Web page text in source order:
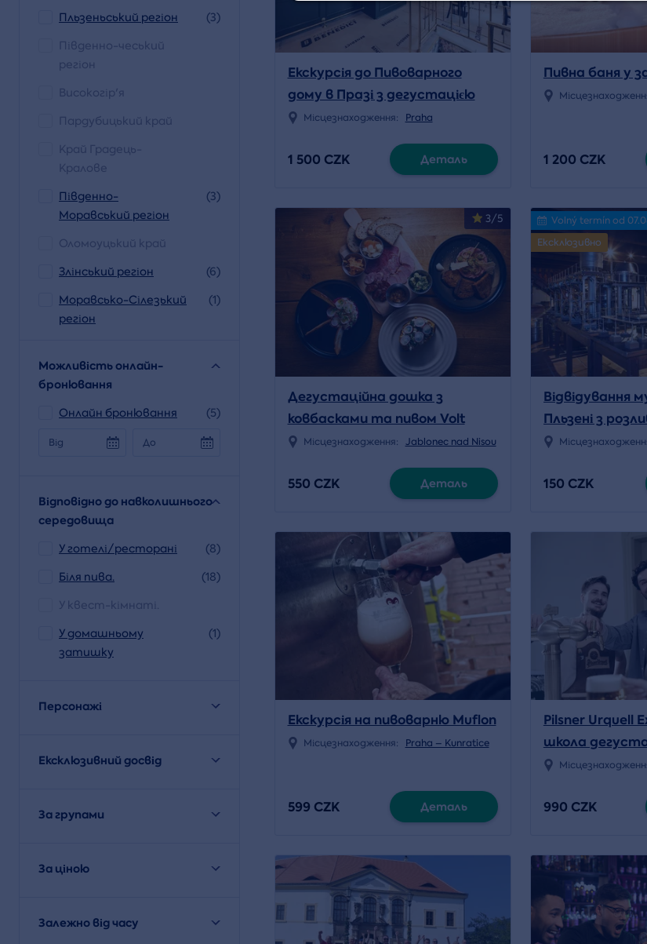
Пльзеньський регіон
(3)
Південно-чеський
регіон
Високогір'я
Пардубицький край
Край Градець-
Кралове
Південно-
Моравський регіон
(3)
Оломоуцький край
Злінський регіон
(6)
Моравсько-Сілезький
регіон
(1)
Можливість онлайн-
бронювання
Онлайн бронювання (5)
Від До
Відповідно до навколишнього
середовища
У готелі/ресторані
(8)
Біля пива.
(18)
У квест-кімнаті.
У домашньому
затишку
(1)
Персонажі
Ексклюзивний досвід
За групами
За ціною
Залежно від часу
Екскурсія до Пивоварного
дому в Празі з дегустацією
Місцезнаходження: Praha
1 500 CZK Деталь
Пивна баня у
1 200 CZK
3/5
Дегустаційна дошка з
ковбасками та пивом Volt
Місцезнаходження: Jablonec nad Nisou
550 CZK Деталь
Volný termín od
Ексклюзивно
Відвідування
Пльзені з
включено
150 CZK
Екскурсія на пивоварню Muflon
Місцезнаходження: Praha – Kunratice
599 CZK Деталь
Pilsner Urquell
школа
990 CZK